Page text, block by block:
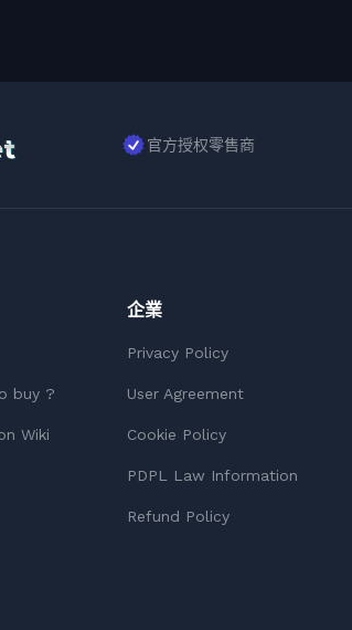
官方授权零售商
buy ?
Wiki
企業
Privacy Policy
User Agreement
Cookie Policy
PDPL Law Information
Refund Policy